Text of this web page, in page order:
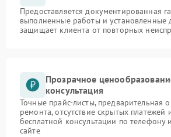
Предоставляется документированная
выполненные работы и установленные
защищает клиента от повторных
Прозрачное
консультация
Точные прайс-листы, предварительная
ремонта, отсутствие скрытых платежей
бесплатной консультации по телефону
сайте